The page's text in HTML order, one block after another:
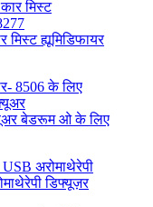
मिस्ट ह्यूमिडिफायर
बेडरूम ओ के लिए